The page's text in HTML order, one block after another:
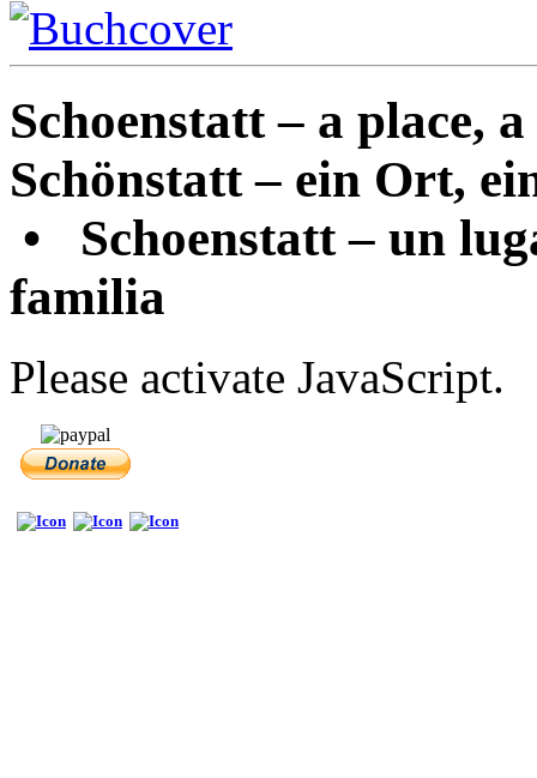
Schoenstatt – a
Schönstatt – ein Ort,
•
Schoenstatt – un
familia
Please activate JavaScript.